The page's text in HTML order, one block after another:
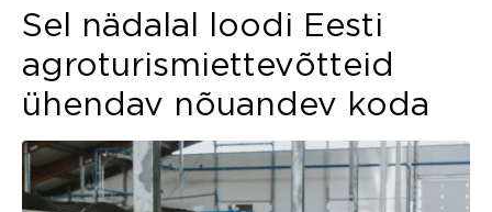
Sel nädalal loodi Eesti
agroturismiettevõtteid
ühendav nõuandev koda